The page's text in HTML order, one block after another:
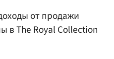
от продажи
в The Royal Collection